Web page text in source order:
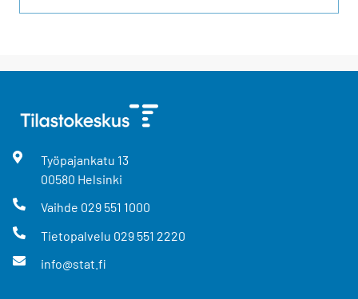
Työpajankatu 13
00580 Helsinki
Vaihde 029 551 1000
Tietopalvelu 029 551 2220
info@stat.fi